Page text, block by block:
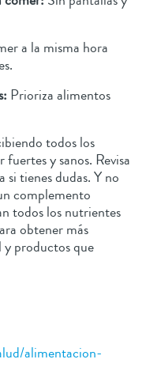
a la misma hora
Prioriza alimentos
todos los
y sanos. Revisa
tienes dudas. Y no
complemento
todos los nutrientes
obtener más
productos que
alimentacion-